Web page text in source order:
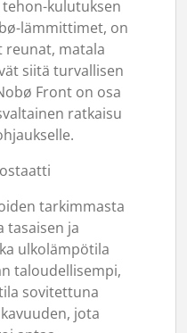
kulutuksen
lämmittimet, on
reunat, matala
siitä turvallisen
Front on osa
ratkaisu
tarkimmasta
tasaisen ja
ulkolämpötila
taloudellisempi,
sovitettuna
jota